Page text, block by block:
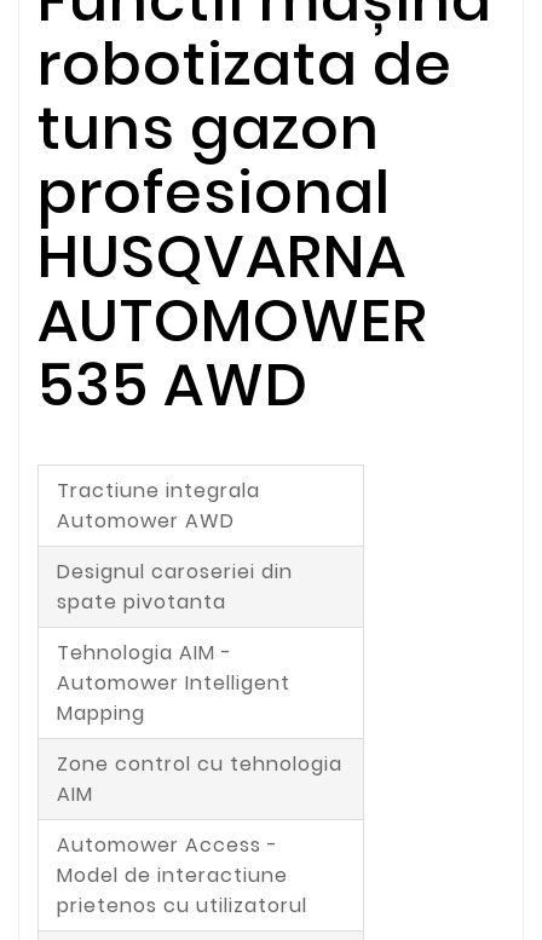
robotizata de
tuns gazon
profesional
HUSQVARNA
AUTOMOWER
535 AWD
Tractiune integrala
Automower AWD
Designul caroseriei din
spate pivotanta
Tehnologia AIM -
Automower Intelligent
Mapping
Zone control cu tehnologia
AIM
Automower Access -
Model de interactiune
prietenos cu utilizatorul